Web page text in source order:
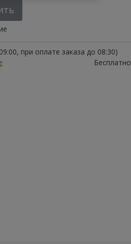
при оплате заказа до 08:30)
Бесплатно